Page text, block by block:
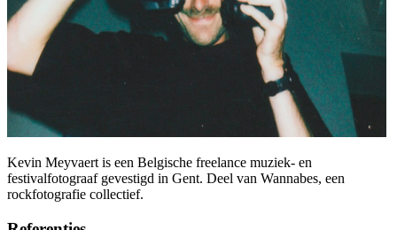
Kevin Meyvaert is een Belgische freelance muziek- en
festivalfotograaf gevestigd in Gent. Deel van Wannabes, een
rockfotografie collectief.